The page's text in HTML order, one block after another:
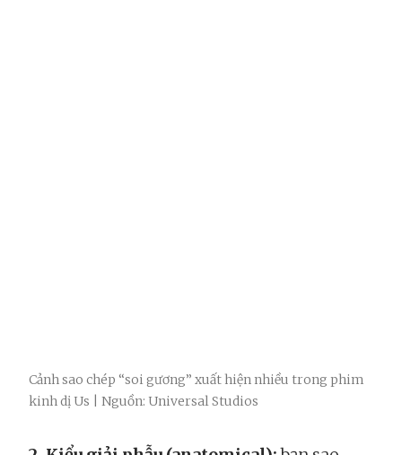
Cảnh sao chép “soi gương” xuất hiện nhiều trong phim
kinh dị Us | Nguồn: Universal Studios